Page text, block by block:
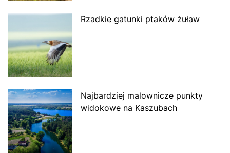
Rzadkie gatunki ptaków żuław
Najbardziej malownicze punkty
widokowe na Kaszubach